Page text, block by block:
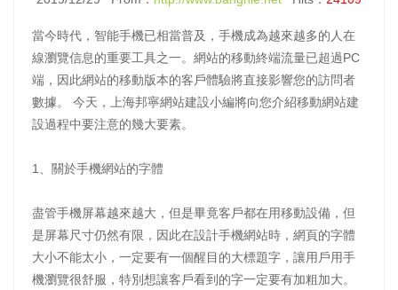
當今時代，智能手機已相當普及，手機成為越來越多的人在
線瀏覽信息的重要工具之一。網站的移動終端流量已超過PC
端，因此網站的移動版本的客戶體驗將直接影響您的訪問者
數據。 今天，上海邦寧網站建設小編將向您介紹移動網站建
設過程中要注意的幾大要素。
1、關於手機網站的字體
盡管手機屏幕越來越大，但是畢竟客戶都在用移動設備，但
是屏幕尺寸仍然有限，因此在設計手機網站時，網頁的字體
大小不能太小，一定要有一個醒目的大標題字，讓用戶用手
機瀏覽很舒服，特別想讓客戶看到的字一定要有加粗加大。